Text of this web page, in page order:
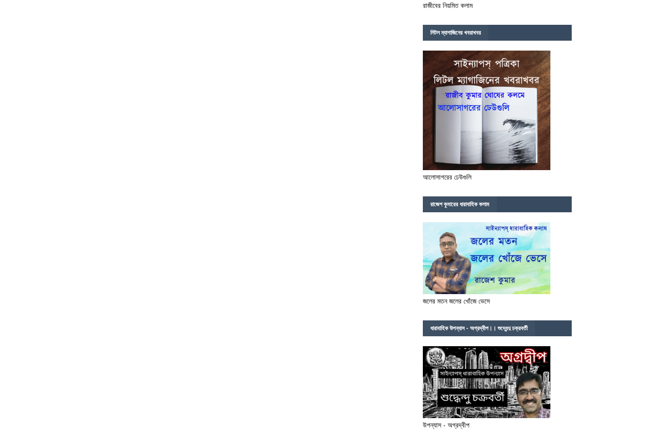
রাজীবের নিয়মিত কলাম
লিটল ম্যাগাজিনের খবরাখবর
আলোসাগরের ঢেউগুলি
রাজেশ কুমারের ধারাবাহিক কলাম
জলের মতন জলের খোঁজে ভেসে
ধারাবাহিক উপন্যাস - অগ্রদ্বীপ।। শুদ্ধেন্দু চক্রবর্তী
উপন্যাস - অগ্রদ্বীপ